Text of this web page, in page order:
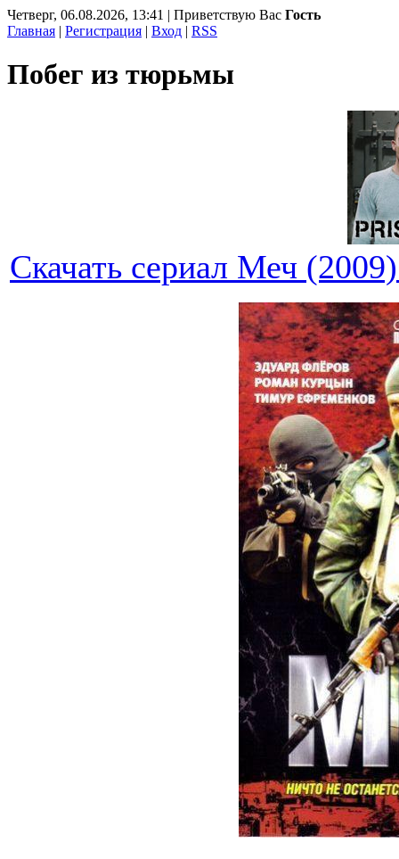
Четверг, 06.08.2026, 13:41 | Приветствую Вас Гость
Главная | Регистрация | Вход | RSS
Побег из тюрьмы
Скачать сериал Меч